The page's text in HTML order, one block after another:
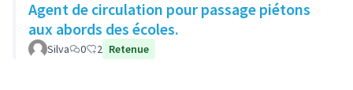
Agent de circulation pour passage piétons
aux abords des écoles.
Silva 0 2 Retenue